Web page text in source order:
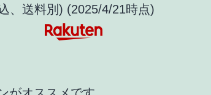
、送料別) (2025/4/21時点)